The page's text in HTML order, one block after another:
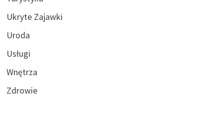
Ukryte Zajawki
Uroda
Usługi
Wnętrza
Zdrowie